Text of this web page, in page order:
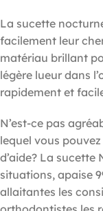
La sucette
facilement leur
matériau brillant
légère lueur dans
rapidement et
N’est-ce pas
lequel vous
d’aide? La sucette
situations, apaise
allaitantes les